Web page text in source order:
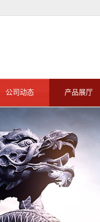
公司动态 产品展厅